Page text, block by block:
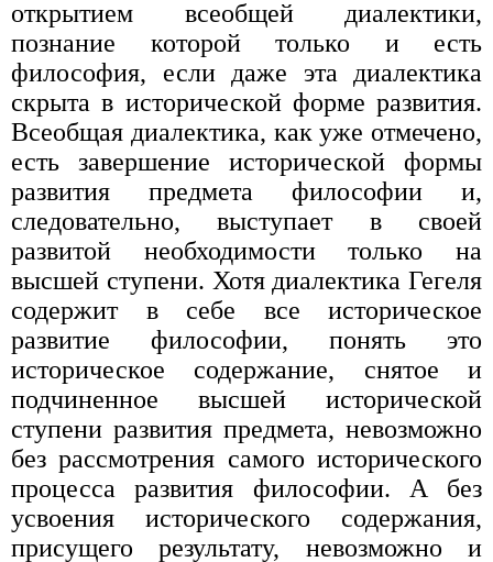
открытием всеобщей диалектики,
познание которой только и есть
философия, если даже эта диалектика
скрыта в исторической форме развития.
Всеобщая диалектика, как уже отмечено,
есть завершение исторической формы
развития предмета философии и,
следовательно, выступает в своей
развитой необходимости только на
высшей ступени. Хотя диалектика Гегеля
содержит в себе все историческое
развитие философии, понять это
историческое содержание, снятое и
подчиненное высшей исторической
ступени развития предмета, невозможно
без рассмотрения самого исторического
процесса развития философии. А без
усвоения исторического содержания,
присущего результату, невозможно и